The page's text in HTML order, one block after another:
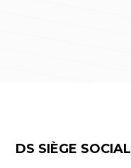
DS SIÈGE SOCIAL